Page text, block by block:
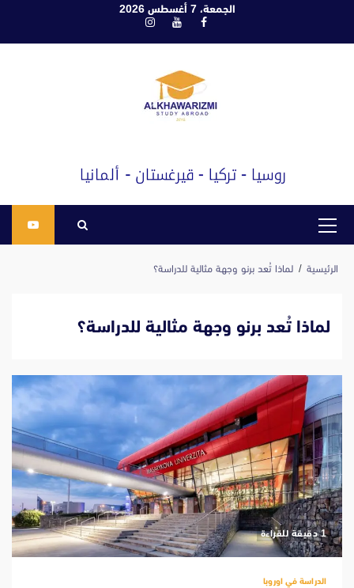
الجمعة، 7 أغسطس 2026
فيسبوكيوتيوبانستغرام
القائمة
الرئيسية لماذا تُعد برنو وجهة مثالية للدراسة؟
لماذا تُعد برنو وجهة مثالية للدراسة؟
‫1 دقيقة للقراءة
الدراسة في اوروبا